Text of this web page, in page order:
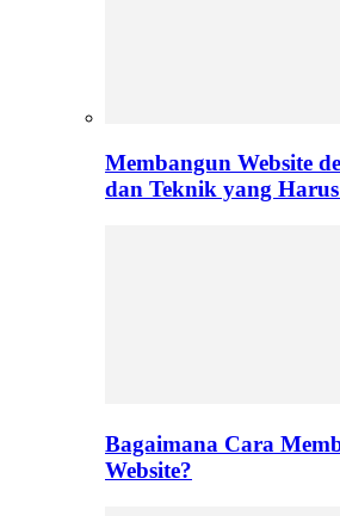
Membangun Website
dan Teknik yang
Bagaimana Cara
Website?